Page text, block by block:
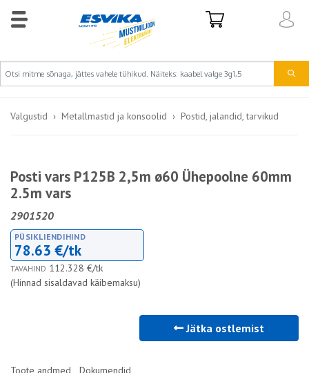
Valgustid Metallmastid ja konsoolid Postid, jalandid, tarvikud
Posti vars P125B 2,5m ø60 Ühepoolne 60mm
2.5m vars
2901520
PÜSIKLIENDIHIND
78.63 €/tk
TAVAHIND 112.328 €/tk
(Hinnad sisaldavad käibemaksu)
Jätka ostlemist
Toote andmed Dokumendid